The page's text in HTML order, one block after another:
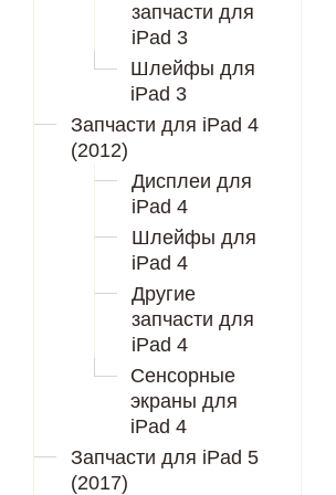
запчасти для
iPad 3
Шлейфы для
iPad 3
Запчасти для iPad 4
(2012)
Дисплеи для
iPad 4
Шлейфы для
iPad 4
Другие
запчасти для
iPad 4
Сенсорные
экраны для
iPad 4
Запчасти для iPad 5
(2017)